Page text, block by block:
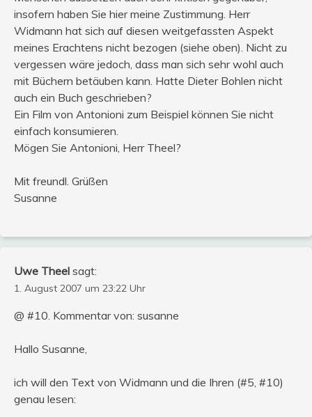
insofern haben Sie hier meine Zustimmung. Herr
Widmann hat sich auf diesen weitgefassten Aspekt
meines Erachtens nicht bezogen (siehe oben). Nicht zu
vergessen wäre jedoch, dass man sich sehr wohl auch
mit Büchern betäuben kann. Hatte Dieter Bohlen nicht
auch ein Buch geschrieben?
Ein Film von Antonioni zum Beispiel können Sie nicht
einfach konsumieren.
Mögen Sie Antonioni, Herr Theel?
Mit freundl. Grüßen
Susanne
Uwe Theel sagt:
1. August 2007 um 23:22 Uhr
@ #10. Kommentar von: susanne
Hallo Susanne,
ich will den Text von Widmann und die Ihren (#5, #10)
genau lesen: